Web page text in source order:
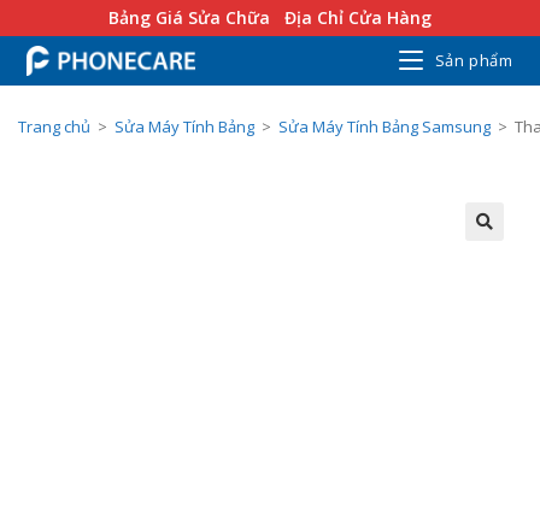
Bảng Giá Sửa Chữa Địa Chỉ Cửa Hàng
Sản phẩm
Trang chủ > Sửa Máy Tính Bảng > Sửa Máy Tính Bảng Samsung >